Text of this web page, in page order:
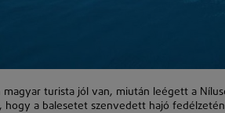
magyar turista jól van, miután leégett a
hogy a balesetet szenvedett hajó